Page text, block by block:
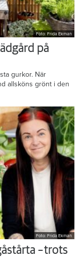
Foto: Frida Ekman
på
gurkor. När
allsköns grönt i den
Foto: Frida Ekman
– trots